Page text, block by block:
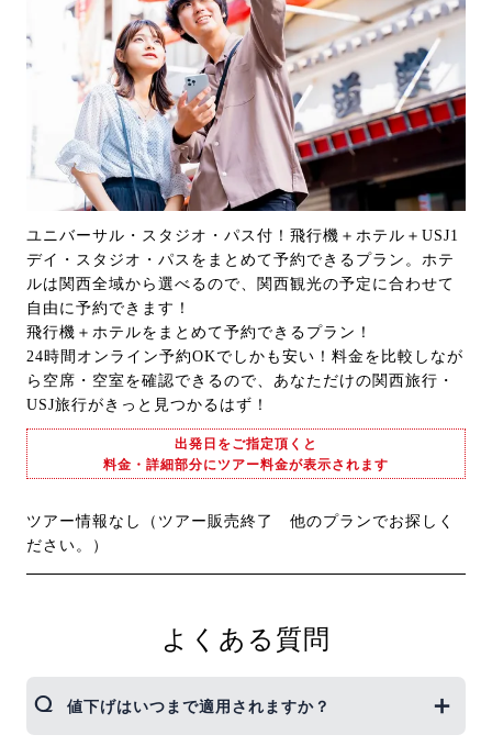
ユニバーサル・スタジオ・パス付！飛行機＋ホテル＋USJ1
デイ・スタジオ・パスをまとめて予約できるプラン。ホテ
ルは関西全域から選べるので、関西観光の予定に合わせて
自由に予約できます！
飛行機＋ホテルをまとめて予約できるプラン！
24時間オンライン予約OKでしかも安い！料金を比較しなが
ら空席・空室を確認できるので、あなただけの関西旅行・
USJ旅行がきっと見つかるはず！
出発日をご指定頂くと
料金・詳細部分にツアー料金が表示されます
ツアー情報なし（ツアー販売終了 他のプランでお探しく
ださい。）
よくある質問
値下げはいつまで適用されますか？